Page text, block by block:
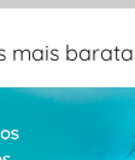
mais